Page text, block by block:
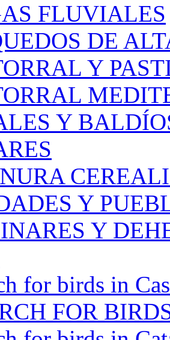
FLUVIALES
DE
Y
Y
Y
Y
for birds in
FOR